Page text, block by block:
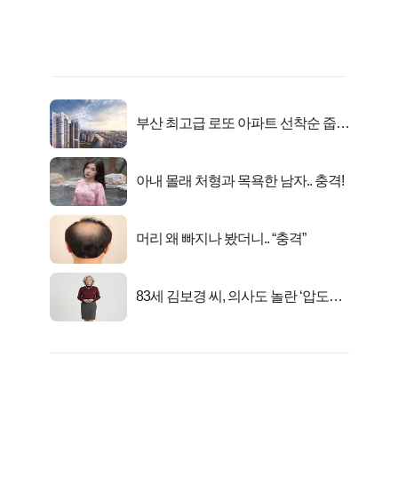
부산 최고급 로또 아파트 선착순 줍줍
아내 몰래 처형과 목욕한 남자.. 충격!
머리 왜 빠지나 봤더니.. “충격”
83세 김보경 씨, 의사도 놀란 ‘압도적